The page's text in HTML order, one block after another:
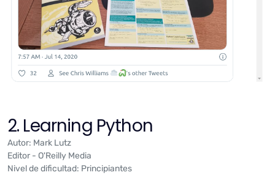
2. Learning Python
Autor: Mark Lutz
Editor - O'Reilly Media
Nivel de dificultad: Principiantes